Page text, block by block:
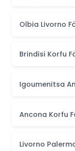
Olbia Livorno
Brindisi Korfu
Igoumenitsa
Ancona Korfu
Livorno